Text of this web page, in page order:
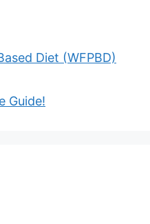
Diet (WFPBD)
Guide!